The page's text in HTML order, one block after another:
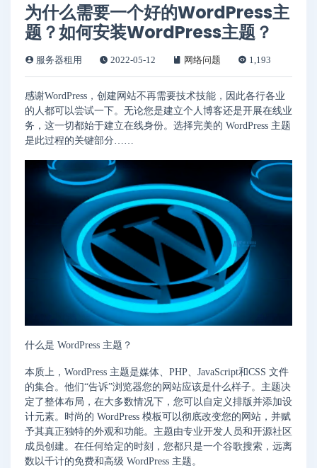
为什么需要一个好的WordPress主
题？如何安装WordPress主题？
服务器租用 2022-05-12 网络问题 1,193
感谢WordPress，创建网站不再需要技术技能，因此各行各业
的人都可以尝试一下。无论您是建立个人博客还是开展在线业
务，这一切都始于建立在线身份。选择完美的 WordPress 主题
是此过程的关键部分……
什么是 WordPress 主题？
本质上，WordPress 主题是媒体、PHP、JavaScript和CSS 文件
的集合。他们“告诉”浏览器您的网站应该是什么样子。主题决
定了整体布局，在大多数情况下，您可以自定义排版并添加设
计元素。时尚的 WordPress 模板可以彻底改变您的网站，并赋
予其真正独特的外观和功能。主题由专业开发人员和开源社区
成员创建。在任何给定的时刻，您都只是一个谷歌搜索，远离
数以千计的免费和高级 WordPress 主题。